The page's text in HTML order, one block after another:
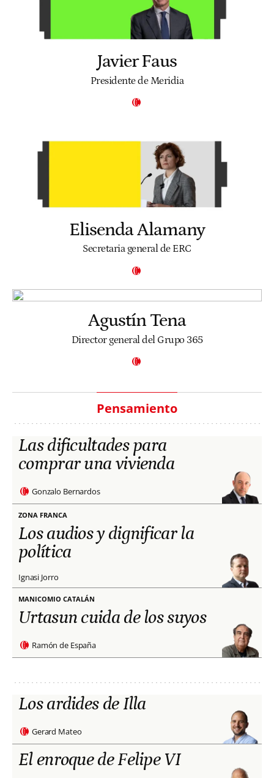
Javier Faus
Presidente de Meridia
Elisenda Alamany
Secretaria general de ERC
Agustín Tena
Director general del Grupo 365
Pensamiento
Las dificultades para
comprar una vivienda
Gonzalo Bernardos
ZONA FRANCA
Los audios y dignificar la
política
Ignasi Jorro
MANICOMIO CATALÁN
Urtasun cuida de los suyos
Ramón de España
Los ardides de Illa
Gerard Mateo
El enroque de Felipe VI